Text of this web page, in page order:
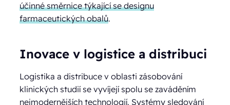
účinné směrnice týkající se designu
farmaceutických obalů.
Inovace v logistice a distribuci
Logistika a distribuce v oblasti zásobování
klinických studií se vyvíjejí spolu se zaváděním
nejmodernějších technologií. Systémy sledování